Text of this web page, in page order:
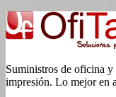
Suministros de oficina y
impresión. Lo mejor en